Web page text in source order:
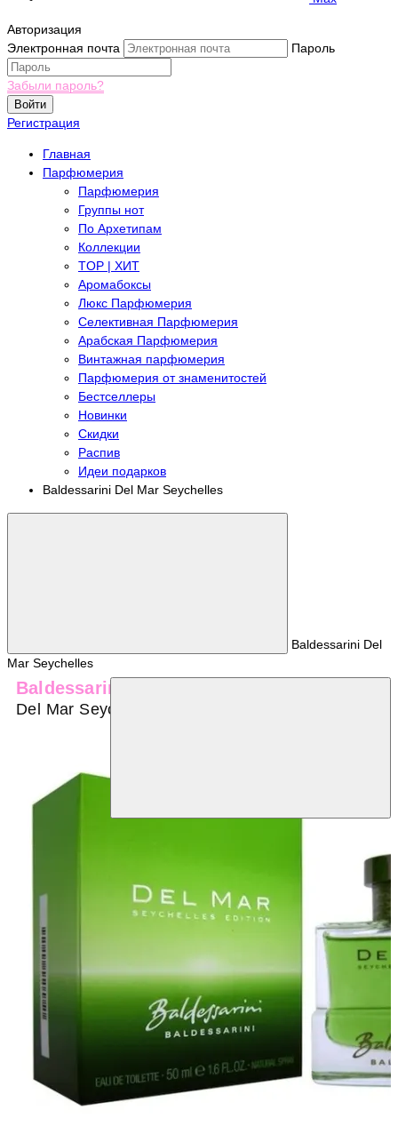
Авторизация
Электронная почта
Пароль
Забыли пароль?
Войти
Регистрация
Главная
Парфюмерия
Парфюмерия
Группы нот
По Архетипам
Коллекции
TOP | ХИТ
Аромабоксы
Люкс Парфюмерия
Селективная Парфюмерия
Арабская Парфюмерия
Винтажная парфюмерия
Парфюмерия от знаменитостей
Бестселлеры
Новинки
Скидки
Распив
Идеи подарков
Baldessarini Del Mar Seychelles
Baldessarini Del
Mar Seychelles
Baldessarini
Del Mar Seychelles